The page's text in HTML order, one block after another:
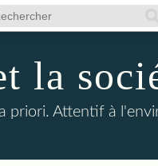
la
priori. Attentif à